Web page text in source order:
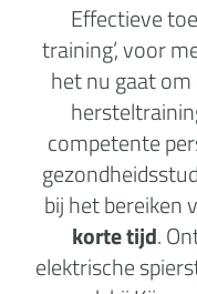
Effectieve
training’, voor
het nu gaat
competente
bij het bereiken
korte tijd.
elektrische